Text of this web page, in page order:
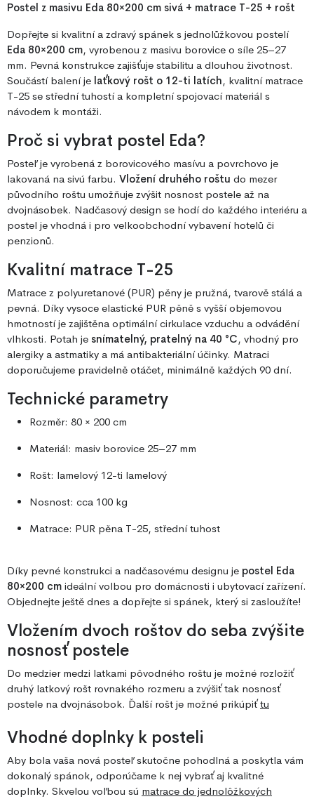
Postel z masivu Eda 80×200 cm sivá + matrace T-25 + rošt
Dopřejte si kvalitní a zdravý spánek s jednolůžkovou postelí
Eda 80×200 cm, vyrobenou z masivu borovice o síle 25–27
mm. Pevná konstrukce zajišťuje stabilitu a dlouhou životnost.
Součástí balení je laťkový rošt o 12-ti latích, kvalitní matrace
T-25 se střední tuhostí a kompletní spojovací materiál s
návodem k montáži.
Proč si vybrat postel Eda?
Posteľ je vyrobená z borovicového masívu a povrchovo je
lakovaná na sivú farbu. Vložení druhého roštu do mezer
původního roštu umožňuje zvýšit nosnost postele až na
dvojnásobek. Nadčasový design se hodí do každého interiéru a
postel je vhodná i pro velkoobchodní vybavení hotelů či
penzionů.
Kvalitní matrace T-25
Matrace z polyuretanové (PUR) pěny je pružná, tvarově stálá a
pevná. Díky vysoce elastické PUR pěně s vyšší objemovou
hmotností je zajištěna optimální cirkulace vzduchu a odvádění
vlhkosti. Potah je snímatelný, pratelný na 40 °C, vhodný pro
alergiky a astmatiky a má antibakteriální účinky. Matraci
doporučujeme pravidelně otáčet, minimálně každých 90 dní.
Technické parametry
Rozměr: 80 × 200 cm
Materiál: masiv borovice 25–27 mm
Rošt: lamelový 12-ti lamelový
Nosnost: cca 100 kg
Matrace: PUR pěna T-25, střední tuhost
Díky pevné konstrukci a nadčasovému designu je postel Eda
80×200 cm ideální volbou pro domácnosti i ubytovací zařízení.
Objednejte ještě dnes a dopřejte si spánek, který si zasloužíte!
Vložením dvoch roštov do seba zvýšite
nosnosť postele
Do medzier medzi latkami pôvodného roštu je možné rozložiť
druhý latkový rošt rovnakého rozmeru a zvýšiť tak nosnosť
postele na dvojnásobok. Ďalší rošt je možné prikúpiťtu
Vhodné doplnky k posteli
Aby bola vaša nová posteľ skutočne pohodlná a poskytla vám
dokonalý spánok, odporúčame k nej vybrať aj kvalitné
doplnky. Skvelou voľbou sú matrace do jednolôžkových